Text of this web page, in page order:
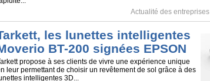
Actualité des entreprises
les lunettes intelligentes
BT-200 signées EPSON
propose à ses clients de vivre une expérience unique
leur permettant de choisir un revêtement de sol grâce à des
intelligentes 3D...